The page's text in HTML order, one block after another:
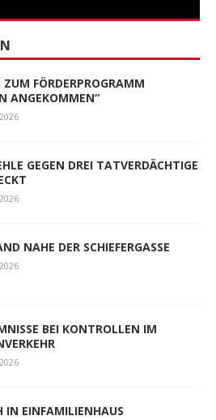
ZUM FÖRDERPROGRAMM
ANGEKOMMEN“
GEGEN DREI TATVERDÄCHTIGE
NAHE DER SCHIEFERGASSE
BEI KONTROLLEN IM
IN EINFAMILIENHAUS